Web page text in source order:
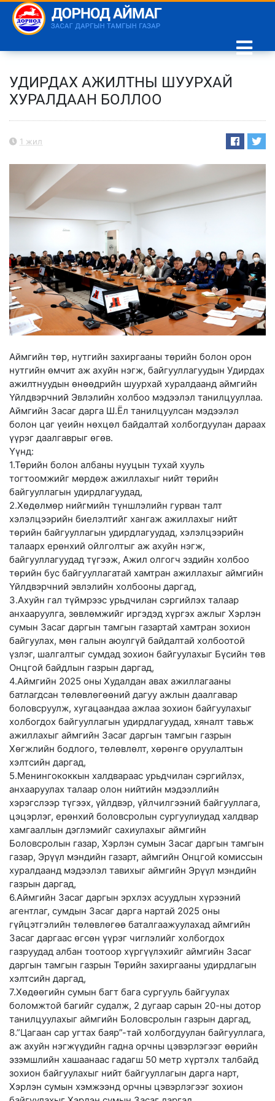
УДИРДАХ АЖИЛТНЫ ШУУРХАЙ
ХУРАЛДААН БОЛЛОО
1 жил
Аймгийн төр, нутгийн захиргааны төрийн болон орон
нутгийн өмчит аж ахуйн нэгж, байгууллагуудын Удирдах
ажилтнуудын өнөөдрийн шуурхай хуралдаанд аймгийн
Үйлдвэрчний Эвлэлийн холбоо мэдээлэл танилцууллаа.
Аймгийн Засаг дарга Ш.Ёл танилцуулсан мэдээлэл
болон цаг үеийн нөхцөл байдалтай холбогдуулан дараах
үүрэг даалгаврыг өгөв.
Үүнд:
1.Төрийн болон албаны нууцын тухай хууль
тогтоомжийг мөрдөж ажиллахыг нийт төрийн
байгууллагын удирдлагуудад,
2.Хөдөлмөр нийгмийн түншлэлийн гурван талт
хэлэлцээрийн биелэлтийг хангаж ажиллахыг нийт
төрийн байгууллагын удирдлагуудад, хэлэлцээрийн
талаарх ерөнхий ойлголтыг аж ахуйн нэгж,
байгууллагуудад түгээж, Ажил олгогч эздийн холбоо
төрийн бус байгууллагатай хамтран ажиллахыг аймгийн
Үйлдвэрчний эвлэлийн холбооны даргад,
3.Ахуйн гал түймрээс урьдчилан сэргийлэх талаар
анхааруулга, зөвлөмжийг иргэдэд хүргэх ажлыг Хэрлэн
сумын Засаг даргын тамгын газартай хамтран зохион
байгуулах, мөн галын аюулгүй байдалтай холбоотой
үзлэг, шалгалтыг сумдад зохион байгуулахыг Бүсийн төв
Онцгой байдлын газрын даргад,
4.Аймгийн 2025 оны Худалдан авах ажиллагааны
батлагдсан төлөвлөгөөний дагуу ажлын даалгавар
боловсруулж, хугацаандаа ажлаа зохион байгуулахыг
холбогдох байгууллагын удирдлагуудад, хяналт тавьж
ажиллахыг аймгийн Засаг даргын тамгын газрын
Хөгжлийн бодлого, төлөвлөлт, хөрөнгө оруулалтын
хэлтсийн даргад,
5.Менингококкын халдвараас урьдчилан сэргийлэх,
анхааруулах талаар олон нийтийн мэдээллийн
хэрэгслээр түгээх, үйлдвэр, үйлчилгээний байгууллага,
цэцэрлэг, ерөнхий боловсролын сургуулиудад халдвар
хамгааллын дэглэмийг сахиулахыг аймгийн
Боловсролын газар, Хэрлэн сумын Засаг даргын тамгын
газар, Эрүүл мэндийн газарт, аймгийн Онцгой комиссын
хуралдаанд мэдээлэл тавихыг аймгийн Эрүүл мэндийн
газрын даргад,
6.Аймгийн Засаг даргын эрхлэх асуудлын хүрээний
агентлаг, сумдын Засаг дарга нартай 2025 оны
гүйцэтгэлийн төлөвлөгөө баталгаажуулахад аймгийн
Засаг даргаас өгсөн үүрэг чиглэлийг холбогдох
газруудад албан тоотоор хүргүүлэхийг аймгийн Засаг
даргын тамгын газрын Төрийн захиргааны удирдлагын
хэлтсийн даргад,
7.Хөдөөгийн сумын багт бага сургууль байгуулах
боломжтой багийг судалж, 2 дугаар сарын 20-ны дотор
танилцуулахыг аймгийн Боловсролын газрын даргад,
8.”Цагаан сар угтах баяр”-тай холбогдуулан байгууллага,
аж ахуйн нэгжүүдийн гадна орчны цэвэрлэгээг өөрийн
эзэмшлийн хашаанаас гадагш 50 метр хүртэлх талбайд
зохион байгуулахыг нийт байгууллагын дарга нарт,
Хэрлэн сумын хэмжээнд орчны цэвэрлэгээг зохион